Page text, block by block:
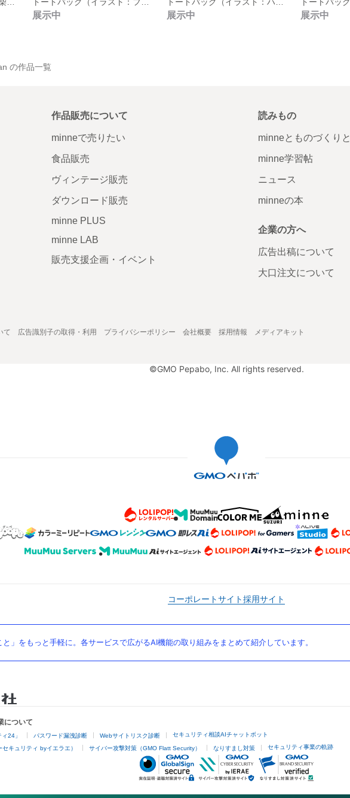
展示中 展示中 展示中
の作品一覧
作品販売について
minneで売りたい
食品販売
ヴィンテージ販売
ダウンロード販売
minne PLUS
minne LAB
販売支援企画・イベント
読みもの
minneとものづくりと
minne学習帖
ニュース
minneの本
企業の方へ
広告出稿について
大口注文について
て 広告識別子の取得・利用 プライバシーポリシー 会社概要 採用情報 メディアキット
©GMO Pepabo, Inc. All rights reserved.
コーポレートサイト採用サイト
」をもっと手軽に。各サービスで広がるAI機能の取り組みをまとめて紹介しています。
について
24」 パスワード漏洩診断 Webサイトリスク診断 セキュリティ相談AIチャットボット
キュリティ byイエラエ） サイバー攻撃対策（GMO Flatt Security） なりすまし対策 セキュリティ事業の軌跡